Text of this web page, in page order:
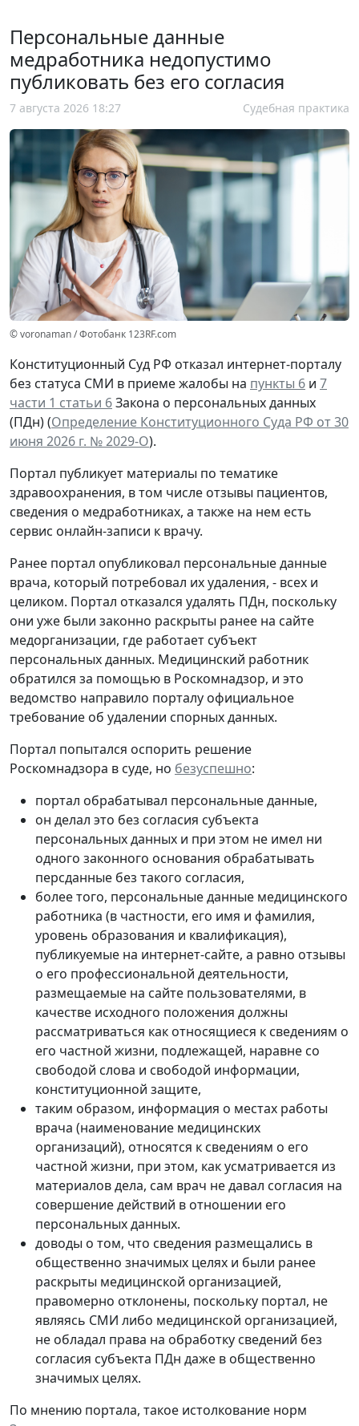
Персональные данные
медработника недопустимо
публиковать без его согласия
7 августа 2026 18:27 Судебная практика
© voronaman / Фотобанк 123RF.com
Конституционный Суд РФ отказал интернет-порталу
без статуса СМИ в приеме жалобы на пункты 6 и 7
части 1 статьи 6Закона о персональных данных
(ПДн) (Определение Конституционного Суда РФ от 30
июня 2026 г. № 2029-О).
Портал публикует материалы по тематике
здравоохранения, в том числе отзывы пациентов,
сведения о медработниках, а также на нем есть
сервис онлайн-записи к врачу.
Ранее портал опубликовал персональные данные
врача, который потребовал их удаления, - всех и
целиком. Портал отказался удалять ПДн, поскольку
они уже были законно раскрыты ранее на сайте
медорганизации, где работает субъект
персональных данных. Медицинский работник
обратился за помощью в Роскомнадзор, и это
ведомство направило порталу официальное
требование об удалении спорных данных.
Портал попытался оспорить решение
Роскомнадзора в суде, но безуспешно:
портал обрабатывал персональные данные,
он делал это без согласия субъекта
персональных данных и при этом не имел ни
одного законного основания обрабатывать
персданные без такого согласия,
более того, персональные данные медицинского
работника (в частности, его имя и фамилия,
уровень образования и квалификация),
публикуемые на интернет-сайте, а равно отзывы
о его профессиональной деятельности,
размещаемые на сайте пользователями, в
качестве исходного положения должны
рассматриваться как относящиеся к сведениям о
его частной жизни, подлежащей, наравне со
свободой слова и свободой информации,
конституционной защите,
таким образом, информация о местах работы
врача (наименование медицинских
организаций), относятся к сведениям о его
частной жизни, при этом, как усматривается из
материалов дела, сам врач не давал согласия на
совершение действий в отношении его
персональных данных.
доводы о том, что сведения размещались в
общественно значимых целях и были ранее
раскрыты медицинской организацией,
правомерно отклонены, поскольку портал, не
являясь СМИ либо медицинской организацией,
не обладал права на обработку сведений без
согласия субъекта ПДн даже в общественно
значимых целях.
По мнению портала, такое истолкование норм